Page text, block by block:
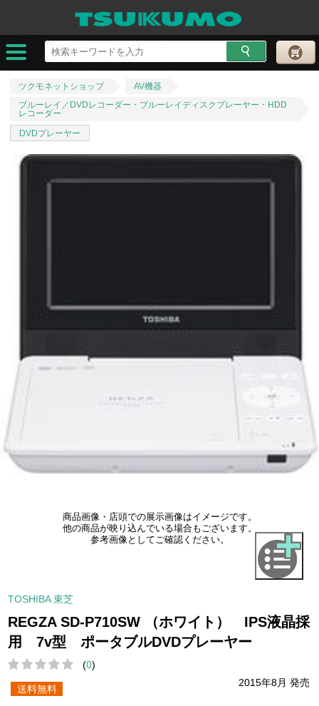
ツクモネットショップ
AV機器
ブルーレイ／DVDレコーダー・ブルーレイディスクプレーヤー・HDD
レコーダー
DVDプレーヤー
商品画像・店頭での展示画像はイメージです。
他の商品が映り込んでいる場合もございます。
参考画像としてご確認ください。
TOSHIBA 東芝
REGZA SD-P710SW （ホワイト） IPS液晶採
用 7v型 ポータブルDVDプレーヤー
(0)
2015年8月 発売
送料無料